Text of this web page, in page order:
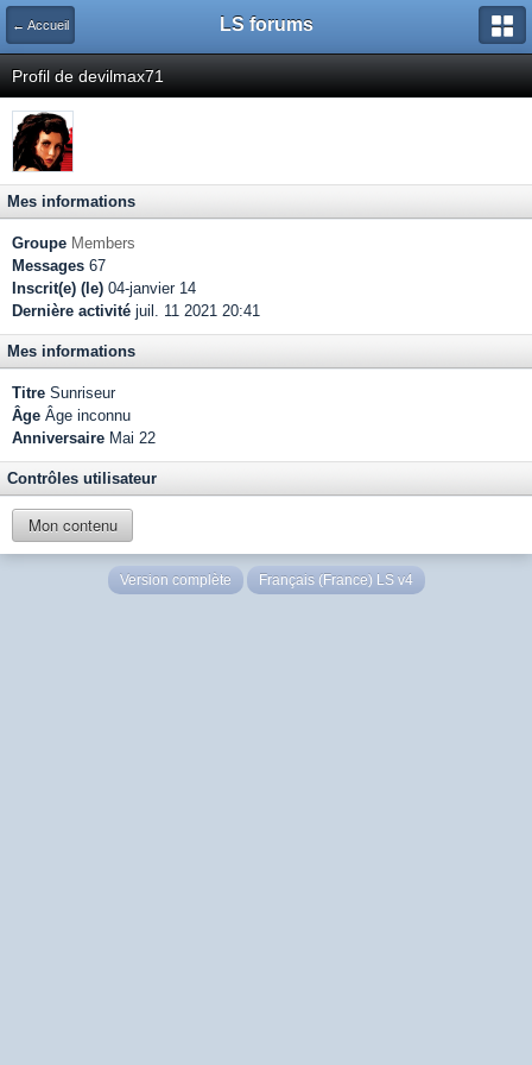
← Accueil LS forums
Profil de devilmax71
Mes informations
Groupe Members
Messages 67
Inscrit(e) (le) 04-janvier 14
Dernière activité juil. 11 2021 20:41
Mes informations
Titre Sunriseur
Âge Âge inconnu
Anniversaire Mai 22
Contrôles utilisateur
Mon contenu
Version complète Français (France) LS v4